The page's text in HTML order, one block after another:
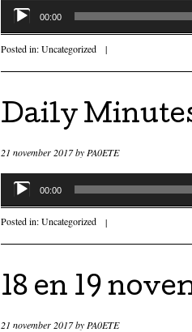
Audiospeler
00:00
Posted in:Uncategorized |
Daily
21 november 2017by PA0ETE
Audiospeler
00:00
Posted in:Uncategorized |
18 en 19
21 november 2017by PA0ETE